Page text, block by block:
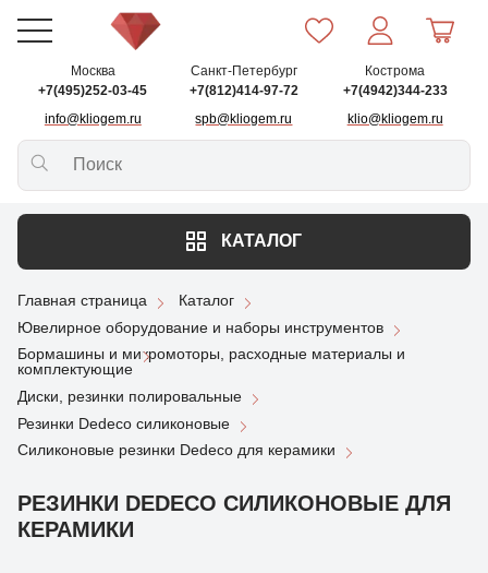
Москва
+7(495)252-03-45
info@kliogem.ru
Санкт-Петербург
+7(812)414-97-72
spb@kliogem.ru
Кострома
+7(4942)344-233
klio@kliogem.ru
КАТАЛОГ
Главная страница
Каталог
Ювелирное оборудование и наборы инструментов
Бормашины и микромоторы, расходные материалы и
комплектующие
Диски, резинки полировальные
Резинки Dedeco силиконовые
Силиконовые резинки Dedeco для керамики
РЕЗИНКИ DEDECO СИЛИКОНОВЫЕ ДЛЯ
КЕРАМИКИ